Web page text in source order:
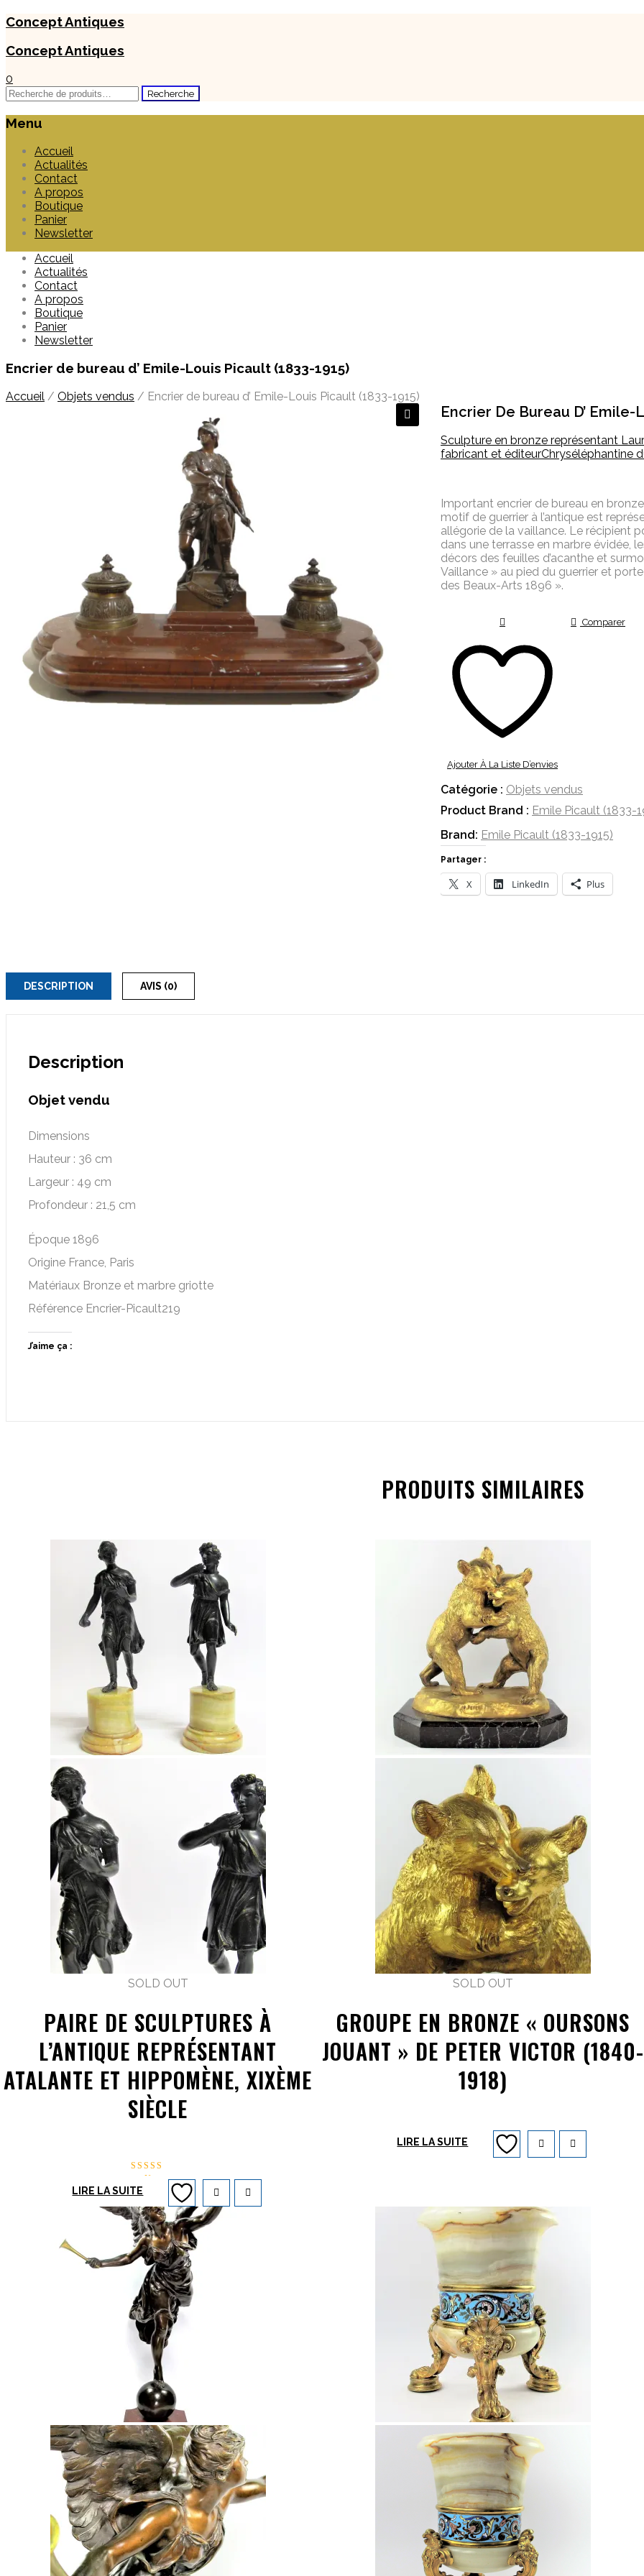
Concept Antiques
Concept Antiques
0
Recherche
pour :
Recherche
Menu
Skip
content
Accueil
Actualités
Contact
A propos
Boutique
Panier
Newsletter
Accueil
Actualités
Contact
A propos
Boutique
Panier
Newsletter
Encrier de bureau d’ Emile-Louis Picault (1833-1915)
Accueil / Objets vendus / Encrier de bureau d’ Emile-Louis Picault (1833-1915)
Encrier De Bureau D’ Emile-
Sculpture en bronze représentant
fabricant et éditeurChryséléphantine
Important encrier de bureau en
motif de guerrier à l’antique est
allégorie de la vaillance. Le récipient
dans une terrasse en marbre évidée,
décors des feuilles d’acanthe et
Vaillance » au pied du guerrier et
des Beaux-Arts 1896 ».
Ajouter À La Liste D’envies
Comparer
Catégorie : Objets vendus
Product Brand : Emile Picault (1833-
Brand: Emile Picault (1833-1915)
Partager :
X LinkedIn Plus
DESCRIPTION AVIS (0)
Description
Objet vendu
Dimensions
Hauteur : 36 cm
Largeur : 49 cm
Profondeur : 21,5 cm
Époque 1896
Origine France, Paris
Matériaux Bronze et marbre griotte
Référence Encrier-Picault219
J’aime ça :
PRODUITS SIMILAIRES
SOLD OUT
PAIRE DE SCULPTURES À
L’ANTIQUE REPRÉSENTANT
ATALANTE ET HIPPOMÈNE, XIXÈME
SIÈCLE
Note
sur 5
LIRE LA SUITE
SOLD OUT
GROUPE EN BRONZE « OURSONS
JOUANT » DE PETER VICTOR (1840-
1918)
LIRE LA SUITE